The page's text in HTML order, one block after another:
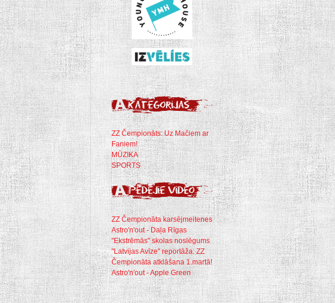
ZZ Čempionāts: Uz Mačiem ar
Faniem!
MŪZIKA
SPORTS
ZZ Čempionāta karsējmeitenes
Astro'n'out - Daļa Rīgas
"Ekstrēmās" skolas noslēgums
"Latvijas Avīze" reportāža: ZZ
Čempionāta atklāšana 1.martā!
Astro'n'out - Apple Green